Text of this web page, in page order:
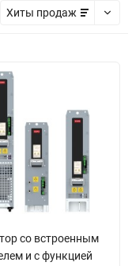
Хиты продаж
со встроенным
и с функцией